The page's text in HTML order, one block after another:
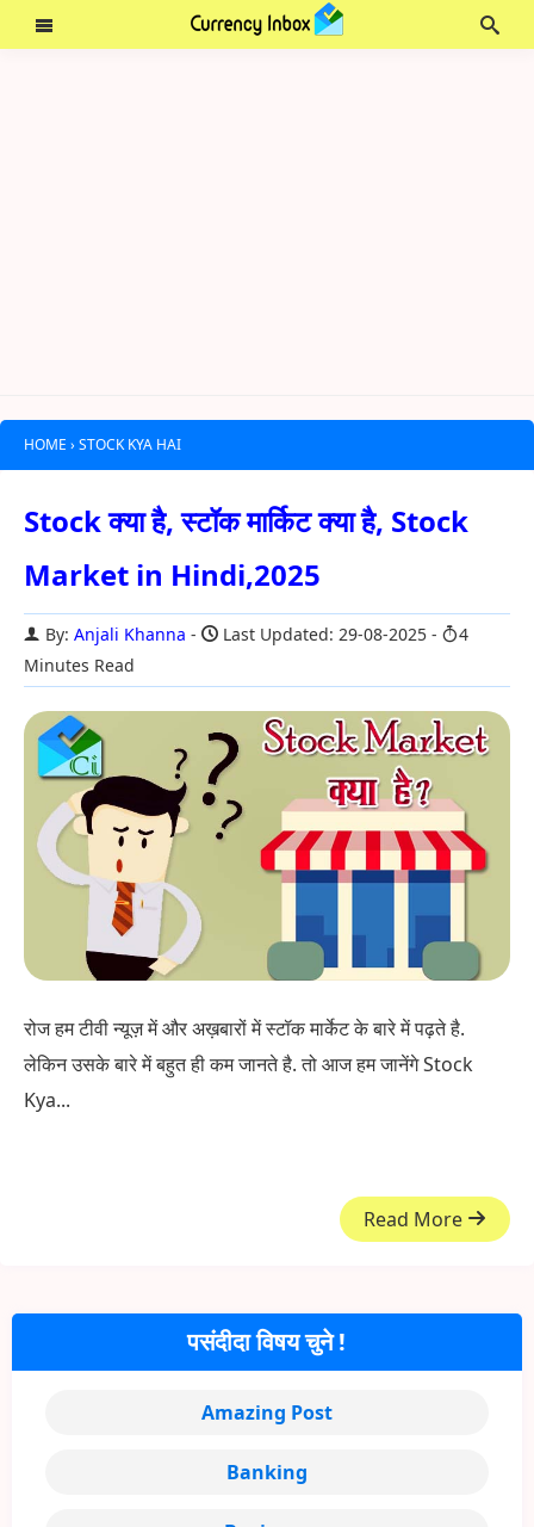
HOME › STOCK KYA HAI
Stock क्या है, स्टॉक मार्किट क्या है, Stock
Market in Hindi,2025
By: Anjali Khanna Last Updated: 29-08-2025
4
Minutes Read
रोज हम टीवी न्यूज़ में और अख़बारों में स्टॉक मार्केट के बारे में पढ़ते है.
लेकिन उसके बारे में बहुत ही कम जानते है. तो आज हम जानेंगे Stock
Kya...
Read More
पसंदीदा विषय चुने !
Amazing Post
Banking